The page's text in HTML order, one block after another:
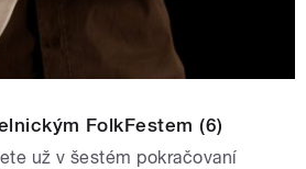
FolkFestem (6)
už v šestém pokračovaní